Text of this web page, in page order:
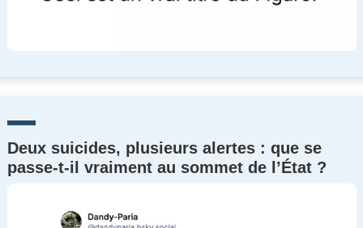
Deux suicides, plusieurs alertes : que se
passe-t-il vraiment au sommet de l’État ?